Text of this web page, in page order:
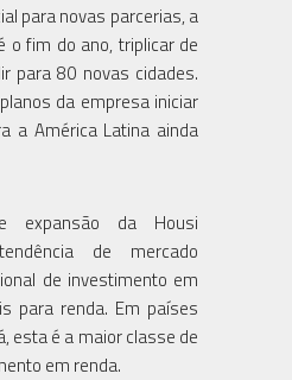
para novas parcerias, a
o fim do ano, triplicar de
para 80 novas cidades.
da empresa iniciar
a América Latina ainda
expansão da Housi
de mercado
de investimento em
para renda. Em países
esta é a maior classe de
em renda.